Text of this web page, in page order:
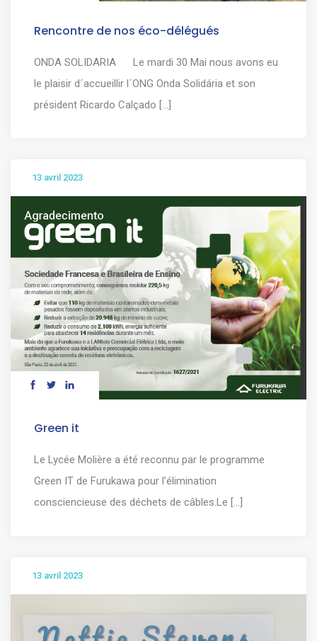
Rencontre de nos éco-délégués
ONDA SOLIDARIA Le mardi 30 Mai nous avons eu
le plaisir d´accueillir l´ONG Onda Solidária et son
président Ricardo Calçado [...]
13 avril 2023
Green it
Le Lycée Molière a été reconnu par le programme
Green IT de Furukawa pour l'élimination
consciencieuse des déchets de câbles.Le [...]
13 avril 2023